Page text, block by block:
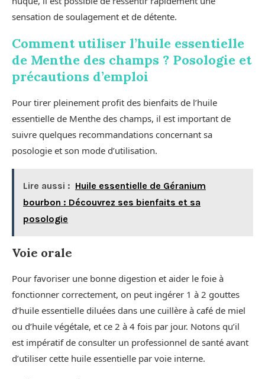
sensation de soulagement et de détente.
Comment utiliser l’huile essentielle
de Menthe des champs ? Posologie et
précautions d’emploi
Pour tirer pleinement profit des bienfaits de l’huile
essentielle de Menthe des champs, il est important de
suivre quelques recommandations concernant sa
posologie et son mode d’utilisation.
Lire aussi : Huile essentielle de Géranium
bourbon : Découvrez ses bienfaits et sa
posologie
Voie orale
Pour favoriser une bonne digestion et aider le foie à
fonctionner correctement, on peut ingérer 1 à 2 gouttes
d’huile essentielle diluées dans une cuillère à café de miel
ou d’huile végétale, et ce 2 à 4 fois par jour. Notons qu’il
est impératif de consulter un professionnel de santé avant
d’utiliser cette huile essentielle par voie interne.